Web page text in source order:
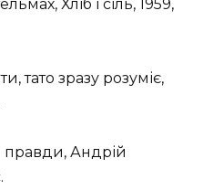
Хліб і сіль, 1959,
тато зразу розуміє,
правди, Андрій